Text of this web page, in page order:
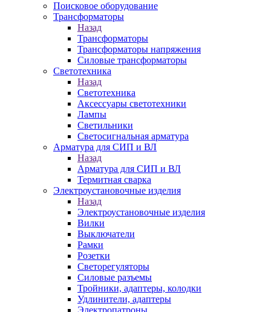
Поисковое оборудование
Трансформаторы
Назад
Трансформаторы
Трансформаторы напряжения
Силовые трансформаторы
Светотехника
Назад
Светотехника
Аксессуары светотехники
Лампы
Светильники
Светосигнальная арматура
Арматура для СИП и ВЛ
Назад
Арматура для СИП и ВЛ
Термитная сварка
Электроустановочные изделия
Назад
Электроустановочные изделия
Вилки
Выключатели
Рамки
Розетки
Светорегуляторы
Силовые разъемы
Тройники, адаптеры, колодки
Удлинители, адаптеры
Электропатроны